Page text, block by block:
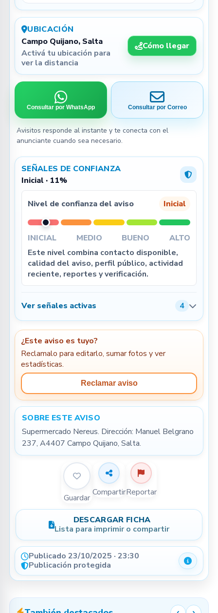
UBICACIÓN
Campo Quijano, Salta
Activá tu ubicación para
ver la distancia
Cómo llegar
Consultar por WhatsApp Consultar por Correo
Avisitos responde al instante y te conecta con el
anunciante cuando sea necesario.
SEÑALES DE CONFIANZA
Inicial · 11%
Nivel de confianza del aviso Inicial
INICIAL MEDIO BUENO
ALTO
Este nivel combina contacto disponible,
calidad del aviso, perfil público, actividad
reciente, reportes y verificación.
Ver señales activas 4
¿Este aviso es tuyo?
Reclamalo para editarlo, sumar fotos y ver
estadísticas.
Reclamar aviso
SOBRE ESTE AVISO
Supermercado Nereus. Dirección: Manuel Belgrano
237, A4407 Campo Quijano, Salta.
Guardar
CompartirReportar
DESCARGAR FICHA
Lista para imprimir o compartir
Publicado 23/10/2025 · 23:30
Publicación protegida